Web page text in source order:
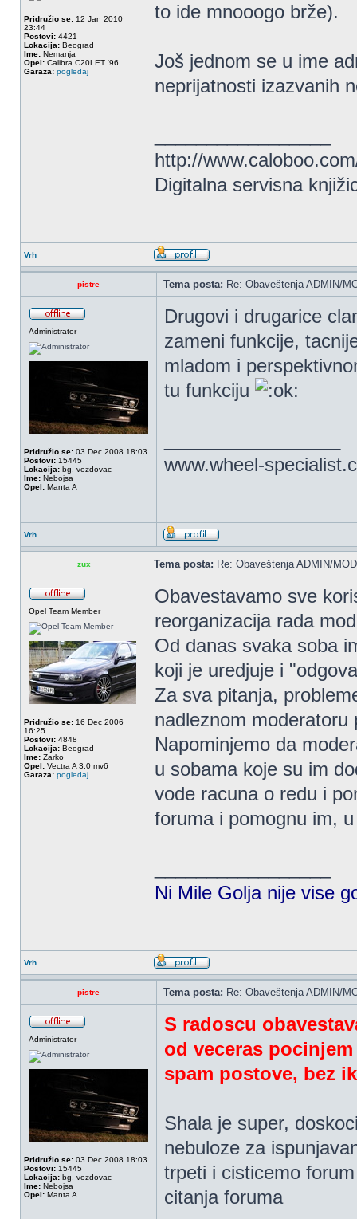
Pridružio se: 12 Jan 2010
23:44
Postovi: 4421
Lokacija: Beograd
Ime: Nemanja
Opel: Calibra C20LET '96
Garaza: pogledaj
to ide mnooogo brže).
Još jednom se u ime
neprijatnosti izazvanih
http://
Digitalna servisna
Vrh
pistre Tema posta: Re: Obaveštenja ADMIN/
Administrator
Pridružio se: 03 Dec 2008 18:03
Postovi: 15445
Lokacija: bg, vozdovac
Ime: Nebojsa
Opel: Manta A
Drugovi i drugarice
zameni funkcije,
mladom i
tu funkciju
www.wheel-
Vrh
zux Tema posta: Re: Obaveštenja ADMIN/
Opel Team Member
Pridružio se: 16 Dec 2006
16:25
Postovi: 4848
Lokacija: Beograd
Ime: Zarko
Opel: Vectra A 3.0 mv6
Garaza: pogledaj
Obavestavamo sve
reorganizacija rada
Od danas svaka soba
koji je uredjuje i
Za sva pitanja,
nadleznom moderatoru
Napominjemo da
u sobama koje su im
vode racuna o redu i
foruma i pomognu im,
Ni Mile Golja nije vise
Vrh
pistre Tema posta: Re: Obaveštenja ADMIN/
Administrator
Pridružio se: 03 Dec 2008 18:03
Postovi: 15445
Lokacija: bg, vozdovac
Ime: Nebojsa
Opel: Manta A
S radoscu
od veceras
spam postove, bez
Shala je super,
nebuloze za
trpeti i cisticemo
citanja foruma